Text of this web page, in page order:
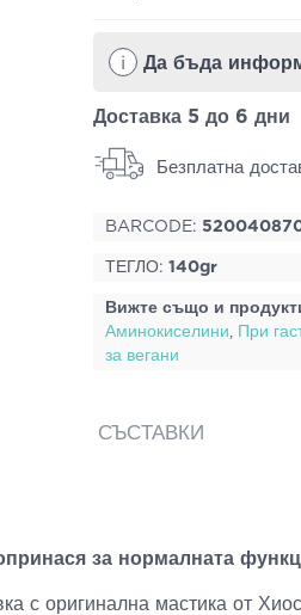
i
Доставка 5 до 6 дни
Безплатна
BARCODE:
ТЕГЛО: 140gr
Вижте също и
Аминокиселини, При
за вегани
СЪСТАВКИ
за нормалната
с оригинална мастика от